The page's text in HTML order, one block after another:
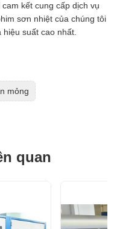
kết cung cấp dịch vụ
sơn nhiệt của chúng tôi
suất cao nhất.
mỏng
quan